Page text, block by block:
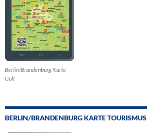
Berlin/Brandenburg Karte
Golf
BERLIN/BRANDENBURG KARTE TOURISMUS